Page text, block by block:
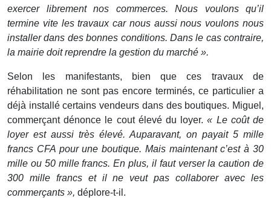
exercer librement nos commerces. Nous voulons qu’il
termine vite les travaux car nous aussi nous voulons nous
installer dans des bonnes conditions. Dans le cas contraire,
la mairie doit reprendre la gestion du marché ».
Selon les manifestants, bien que ces travaux de
réhabilitation ne sont pas encore terminés, ce particulier a
déjà installé certains vendeurs dans des boutiques. Miguel,
commerçant dénonce le cout élevé du loyer.« Le coût de
loyer est aussi très élevé. Auparavant, on payait 5 mille
francs CFA pour une boutique. Mais maintenant c’est à 30
mille ou 50 mille francs. En plus, il faut verser la caution de
300 mille francs et il ne veut pas collaborer avec les
commerçants », déplore-t-il.